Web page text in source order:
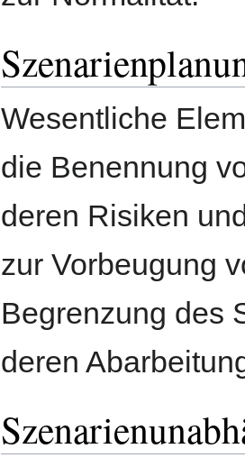
Wesentliche
die Benennung
deren Risiken
zur Vorbeugung
Begrenzung des
deren